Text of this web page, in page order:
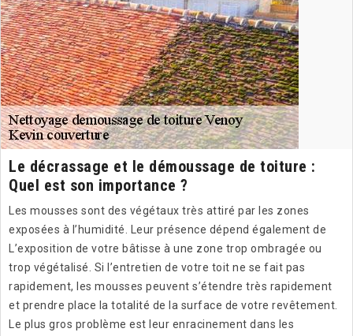
Le décrassage et le démoussage de toiture :
Quel est son importance ?
Les mousses sont des végétaux très attiré par les zones
exposées à l’humidité. Leur présence dépend également de
L’exposition de votre bâtisse à une zone trop ombragée ou
trop végétalisé. Si l’entretien de votre toit ne se fait pas
rapidement, les mousses peuvent s’étendre très rapidement
et prendre place la totalité de la surface de votre revêtement.
Le plus gros problème est leur enracinement dans les